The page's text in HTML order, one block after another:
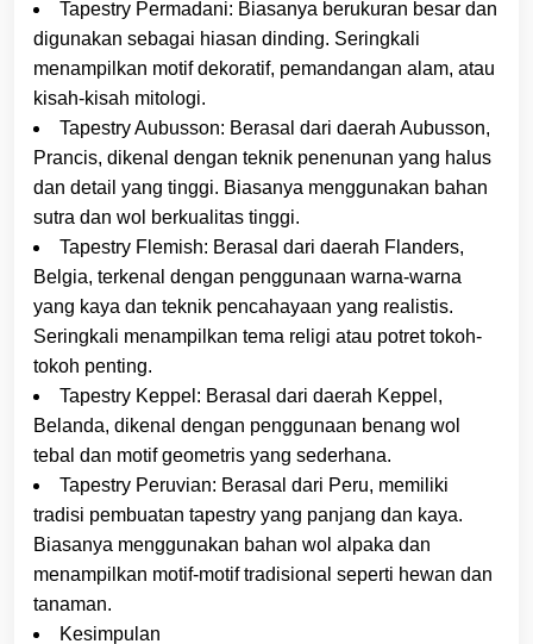
Tapestry Permadani: Biasanya berukuran besar dan
digunakan sebagai hiasan dinding. Seringkali
menampilkan motif dekoratif, pemandangan alam, atau
kisah-kisah mitologi.
Tapestry Aubusson: Berasal dari daerah Aubusson,
Prancis, dikenal dengan teknik penenunan yang halus
dan detail yang tinggi. Biasanya menggunakan bahan
sutra dan wol berkualitas tinggi.
Tapestry Flemish: Berasal dari daerah Flanders,
Belgia, terkenal dengan penggunaan warna-warna
yang kaya dan teknik pencahayaan yang realistis.
Seringkali menampilkan tema religi atau potret tokoh-
tokoh penting.
Tapestry Keppel: Berasal dari daerah Keppel,
Belanda, dikenal dengan penggunaan benang wol
tebal dan motif geometris yang sederhana.
Tapestry Peruvian: Berasal dari Peru, memiliki
tradisi pembuatan tapestry yang panjang dan kaya.
Biasanya menggunakan bahan wol alpaka dan
menampilkan motif-motif tradisional seperti hewan dan
tanaman.
Kesimpulan